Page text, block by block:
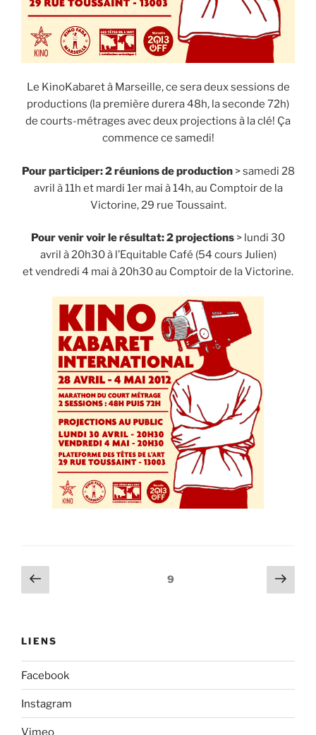
Le KinoKabaret à Marseille, ce sera deux sessions de
productions (la première durera 48h, la seconde 72h)
de courts-métrages avec deux projections à la clé! Ça
commence ce samedi!
Pour participer: 2 réunions de production> samedi 28
avril à 11h et mardi 1er mai à 14h, au Comptoir de la
Victorine, 29 rue Toussaint.
Pour venir voir le résultat: 2 projections > lundi 30
avril à 20h30 à l’Equitable Café (54 cours Julien)
et vendredi 4 mai à 20h30 au Comptoir de la Victorine.
Navigation
des
Page
précédente
Page9
Page
LIENS
Facebook
Instagram
Vimeo